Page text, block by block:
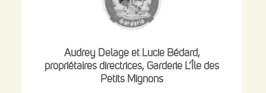
Audrey Delage et Lucie Bédard,
propriétaires directrices, Garderie L’Île des
Petits Mignons